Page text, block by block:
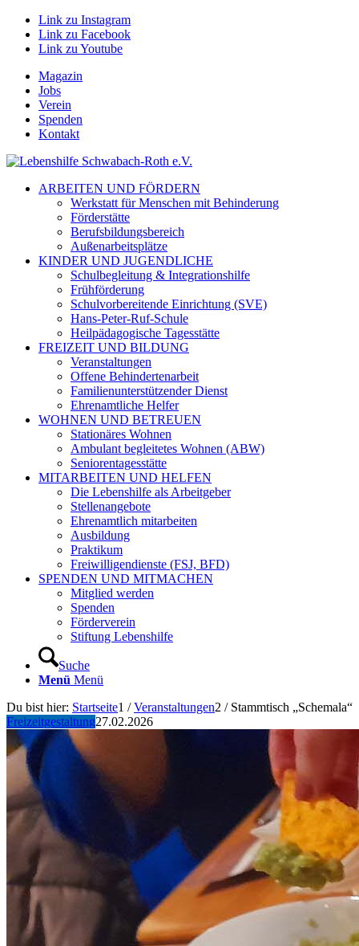
Link zu Instagram
Link zu Facebook
Link zu Youtube
Magazin
Jobs
Verein
Spenden
Kontakt
ARBEITEN UND FÖRDERN
Werkstatt für Menschen mit Behinderung
Förderstätte
Berufsbildungsbereich
Außenarbeitsplätze
KINDER UND JUGENDLICHE
Schulbegleitung & Integrationshilfe
Frühförderung
Schulvorbereitende Einrichtung (SVE)
Hans-Peter-Ruf-Schule
Heilpädagogische Tagesstätte
FREIZEIT UND BILDUNG
Veranstaltungen
Offene Behindertenarbeit
Familienunterstützender Dienst
Ehrenamtliche Helfer
WOHNEN UND BETREUEN
Stationäres Wohnen
Ambulant begleitetes Wohnen (ABW)
Seniorentagesstätte
MITARBEITEN UND HELFEN
Die Lebenshilfe als Arbeitgeber
Stellenangebote
Ehrenamtlich mitarbeiten
Ausbildung
Praktikum
Freiwilligendienste (FSJ, BFD)
SPENDEN UND MITMACHEN
Mitglied werden
Spenden
Förderverein
Stiftung Lebenshilfe
Suche
Menü Menü
Du bist hier: Startseite1 / Veranstaltungen2 / Stammtisch „Schemala“
Freizeitgestaltung27.02.2026